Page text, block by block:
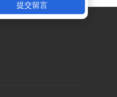
提交留言